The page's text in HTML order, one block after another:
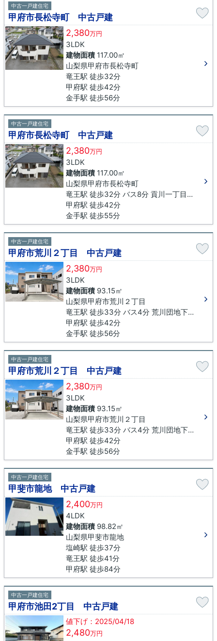
中古一戸建住宅
甲府市長松寺町 中古戸建
2,380万円
3LDK
建物面積117.00㎡
山梨県甲府市長松寺町
竜王駅 徒歩32分
甲府駅 徒歩42分
金手駅 徒歩56分
中古一戸建住宅
甲府市長松寺町 中古戸建
2,380万円
3LDK
建物面積117.00㎡
山梨県甲府市長松寺町
竜王駅 徒歩32分 バス8分 貢川一丁目下車 徒歩9分
甲府駅 徒歩42分
金手駅 徒歩55分
中古一戸建住宅
甲府市荒川２丁目 中古戸建
2,380万円
3LDK
建物面積93.15㎡
山梨県甲府市荒川２丁目
竜王駅 徒歩33分 バス4分 荒川団地下車 徒歩4分
甲府駅 徒歩42分
金手駅 徒歩56分
中古一戸建住宅
甲府市荒川２丁目 中古戸建
2,380万円
3LDK
建物面積93.15㎡
山梨県甲府市荒川２丁目
竜王駅 徒歩33分 バス4分 荒川団地下車 徒歩4分
甲府駅 徒歩42分
金手駅 徒歩56分
中古一戸建住宅
甲斐市龍地 中古戸建
2,400万円
4LDK
建物面積98.82㎡
山梨県甲斐市龍地
塩崎駅 徒歩37分
竜王駅 徒歩41分
甲府駅 徒歩84分
中古一戸建住宅
甲府市池田2丁目 中古戸建
値下げ：2025/04/18
2,480万円